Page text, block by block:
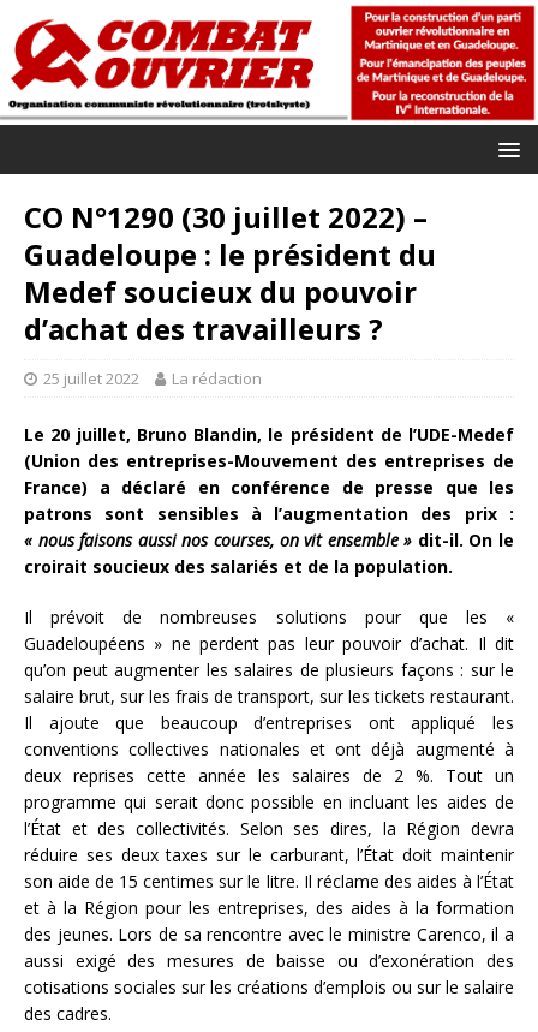
CO N°1290 (30 juillet 2022) –
Guadeloupe : le président du
Medef soucieux du pouvoir
d’achat des travailleurs ?
25 juillet 2022 La rédaction
Le 20 juillet, Bruno Blandin, le président de l’UDE-Medef
(Union des entreprises-Mouvement des entreprises de
France) a déclaré en conférence de presse que les
patrons sont sensibles à l’augmentation des prix :
« nous faisons aussi nos courses, on vit ensemble » dit-il. On le
croirait soucieux des salariés et de la population.
Il prévoit de nombreuses solutions pour que les «
Guadeloupéens » ne perdent pas leur pouvoir d’achat. Il dit
qu’on peut augmenter les salaires de plusieurs façons : sur le
salaire brut, sur les frais de transport, sur les tickets restaurant.
Il ajoute que beaucoup d’entreprises ont appliqué les
conventions collectives nationales et ont déjà augmenté à
deux reprises cette année les salaires de 2 %. Tout un
programme qui serait donc possible en incluant les aides de
l’État et des collectivités. Selon ses dires, la Région devra
réduire ses deux taxes sur le carburant, l’État doit maintenir
son aide de 15 centimes sur le litre. Il réclame des aides à l’État
et à la Région pour les entreprises, des aides à la formation
des jeunes. Lors de sa rencontre avec le ministre Carenco, il a
aussi exigé des mesures de baisse ou d’exonération des
cotisations sociales sur les créations d’emplois ou sur le salaire
des cadres.